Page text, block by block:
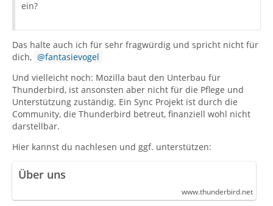
ein?
Das halte auch ich für sehr fragwürdig und spricht nicht für
dich,
fantasievogel
Und vielleicht noch: Mozilla baut den Unterbau für
Thunderbird, ist ansonsten aber nicht für die Pflege und
Unterstützung zuständig. Ein Sync Projekt ist durch die
Community, die Thunderbird betreut, finanziell wohl nicht
darstellbar.
Hier kannst du nachlesen und ggf. unterstützen:
Über uns
www.thunderbird.net